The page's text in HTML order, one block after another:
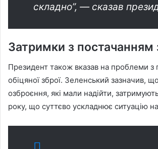
складно”, — сказав
Затримки з постачанням
Президент також вказав на проблеми з
обіцяної зброї. Зеленський зазначив,
озброєння, які мали надійти,
року, що суттєво ускладнює ситуацію